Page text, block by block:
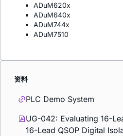
ADuM620x
ADuM640x
ADuM744x
ADuM7510
资料
PLC Demo System
UG-042: Evaluating 16-
16-Lead QSOP Digital